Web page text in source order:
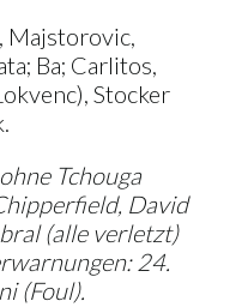
Majstorovic,
Ba; Carlitos,
Stocker
Tchouga
David
(alle verletzt)
24.
(Foul).